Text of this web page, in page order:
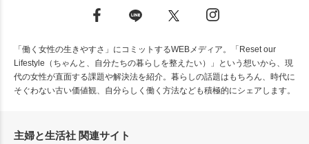
「働く女性の生きやすさ」にコミットするWEBメディア。「Reset our
Lifestyle（ちゃんと、自分たちの暮らしを整えたい）」という想いから、現
代の女性が直面する課題や解決法を紹介。暮らしの話題はもちろん、時代に
そぐわない古い価値観、自分らしく働く方法なども積極的にシェアします。
主婦と生活社 関連サイト